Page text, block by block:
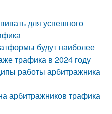
для успешного
будут наиболее
трафика в 2024 году
работы арбитражника
арбитражников трафика